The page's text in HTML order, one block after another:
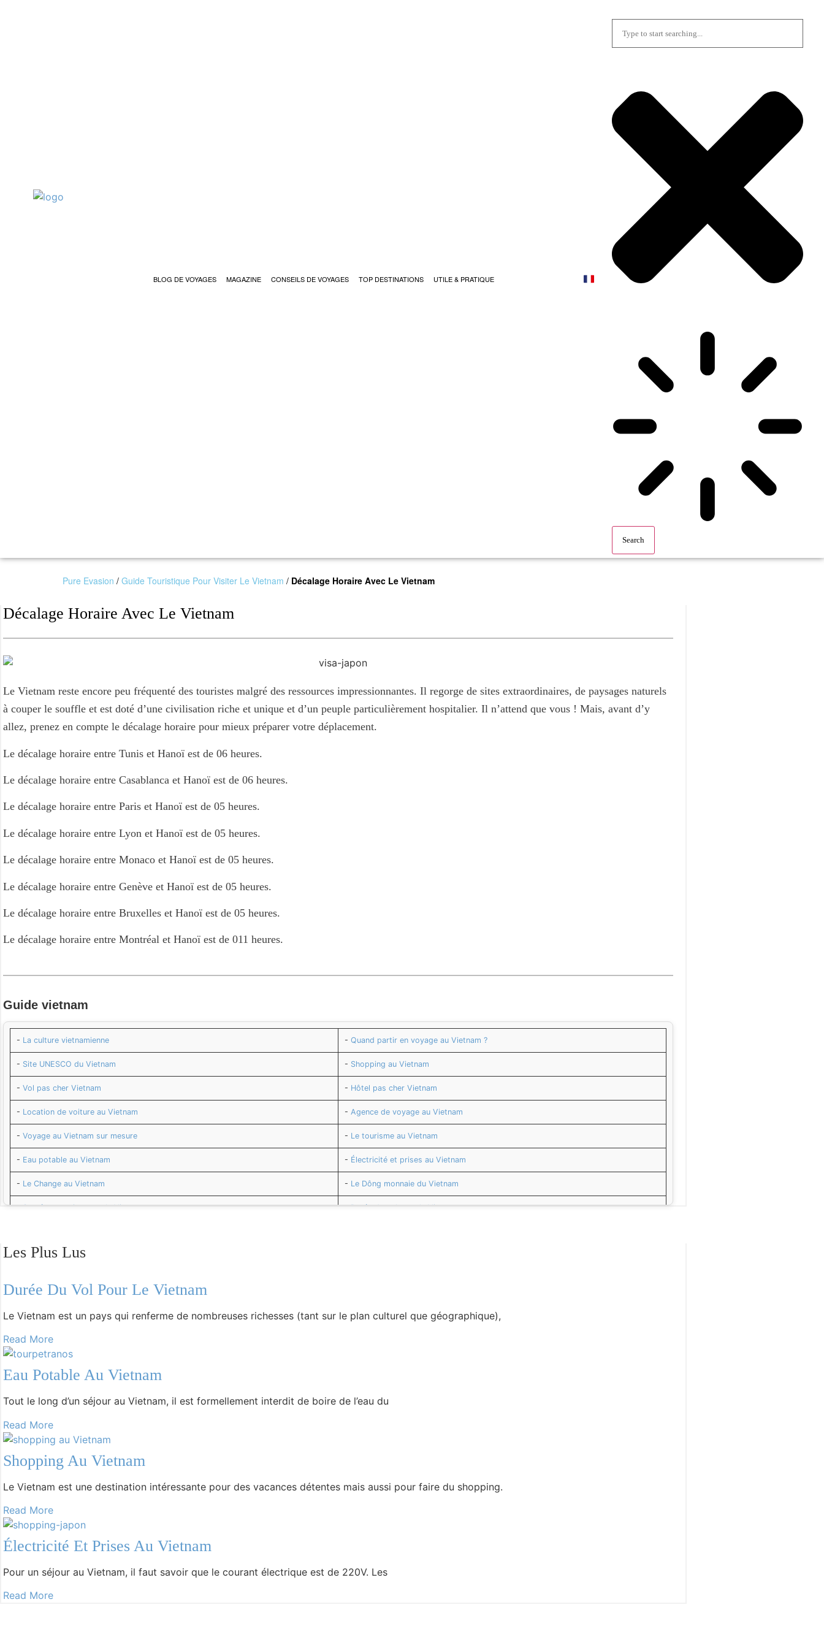
BLOG DE VOYAGES MAGAZINE CONSEILS DE VOYAGES TOP DESTINATIONS UTILE & PRATIQUE
Search
Pure Evasion / Guide Touristique Pour Visiter Le Vietnam / Décalage Horaire Avec Le Vietnam
Décalage Horaire Avec Le Vietnam
Le Vietnam reste encore peu fréquenté des touristes malgré des ressources impressionnantes. Il regorge de sites extraordinaires, de paysages naturels
à couper le souffle et est doté d’une civilisation riche et unique et d’un peuple particulièrement hospitalier. Il n’attend que vous ! Mais, avant d’y
allez, prenez en compte le décalage horaire pour mieux préparer votre déplacement.
Le décalage horaire entre Tunis et Hanoï est de 06 heures.
Le décalage horaire entre Casablanca et Hanoï est de 06 heures.
Le décalage horaire entre Paris et Hanoï est de 05 heures.
Le décalage horaire entre Lyon et Hanoï est de 05 heures.
Le décalage horaire entre Monaco et Hanoï est de 05 heures.
Le décalage horaire entre Genève et Hanoï est de 05 heures.
Le décalage horaire entre Bruxelles et Hanoï est de 05 heures.
Le décalage horaire entre Montréal et Hanoï est de 011 heures.
Guide vietnam
- La culture vietnamienne - Quand partir en voyage au Vietnam ?
- Site UNESCO du Vietnam - Shopping au Vietnam
- Vol pas cher Vietnam - Hôtel pas cher Vietnam
- Location de voiture au Vietnam - Agence de voyage au Vietnam
- Voyage au Vietnam sur mesure - Le tourisme au Vietnam
- Eau potable au Vietnam - Électricité et prises au Vietnam
- Le Change au Vietnam - Le Dông monnaie du Vietnam
-Santé et vaccins pour le Vietnam -Durée du vol pour le Vietnam
-Sécurité au Vietnam
- Météo au Vietnam
- Ho Chi Minch Vietnam
-Carte du Vietnam - Visa pour le Vietnam
-Carte d’identité du Vietnam
Les Plus Lus
Durée Du Vol Pour Le Vietnam
Le Vietnam est un pays qui renferme de nombreuses richesses (tant sur le plan culturel que géographique),
Read More
Eau Potable Au Vietnam
Tout le long d’un séjour au Vietnam, il est formellement interdit de boire de l’eau du
Read More
Shopping Au Vietnam
Le Vietnam est une destination intéressante pour des vacances détentes mais aussi pour faire du shopping.
Read More
Électricité Et Prises Au Vietnam
Pour un séjour au Vietnam, il faut savoir que le courant électrique est de 220V. Les
Read More